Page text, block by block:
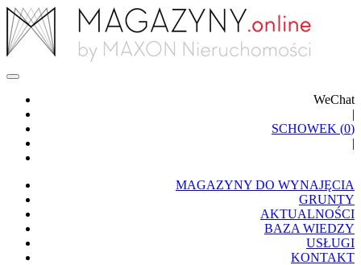
WeChat
|
SCHOWEK (0)
|
MAGAZYNY DO WYNAJĘCIA
GRUNTY
AKTUALNOŚCI
BAZA WIEDZY
USŁUGI
KONTAKT